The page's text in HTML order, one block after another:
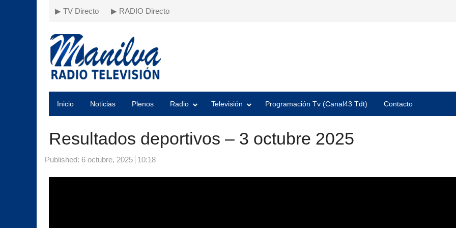
▶ TV Directo ▶ RADIO Directo
Inicio Noticias Plenos Radio Televisión Programación Tv (Canal43 Tdt) Contacto
Resultados deportivos – 3 octubre 2025
Published: 6 octubre, 2025 10:18